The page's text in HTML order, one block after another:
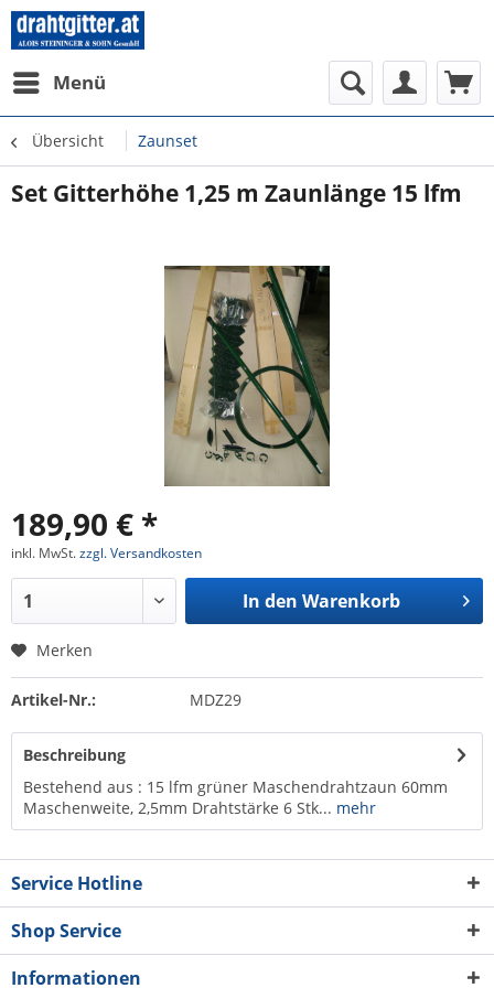
Menü
Übersicht Zaunset
Set Gitterhöhe 1,25 m Zaunlänge 15 lfm
189,90 € *
inkl. MwSt.zzgl. Versandkosten
In den Warenkorb
Merken
Artikel-Nr.: MDZ29
Beschreibung
Bestehend aus : 15 lfm grüner Maschendrahtzaun 60mm
Maschenweite, 2,5mm Drahtstärke 6 Stk... mehr
Service Hotline
Shop Service
Informationen